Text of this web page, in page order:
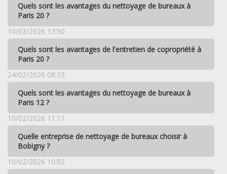
Quels sont les avantages du nettoyage de bureaux à
Paris 20 ?
10/03/2026 13:50
Quels sont les avantages de l'entretien de copropriété à
Paris 20 ?
24/02/2026 08:33
Quels sont les avantages du nettoyage de bureaux à
Paris 12 ?
10/02/2026 11:17
Quelle entreprise de nettoyage de bureaux choisir à
Bobigny ?
10/02/2026 10:02